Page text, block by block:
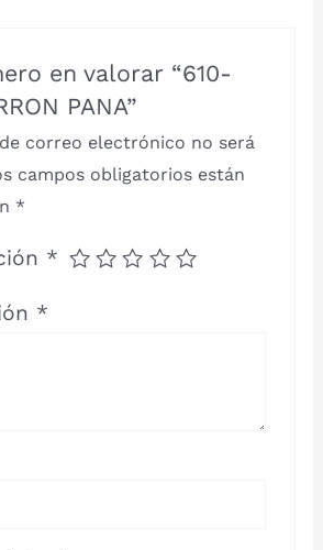
en valorar “610-
PANA”
correo electrónico no será
campos obligatorios están
*
*
*